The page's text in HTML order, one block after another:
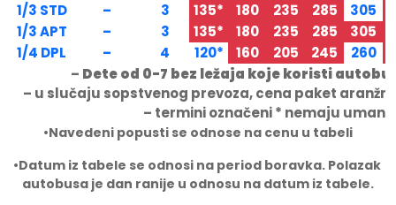
1/3 STD – 3 135* 180 235 285 305
1/3 APT
– 3 135* 180 235 285 305
1/4 DPL
– 4 120* 160 205 245 260
– Dete od 0-7 bez ležaja koje koristi
– u slučaju sopstvenog prevoza, cena paket
– termini označeni * nemaju
•Navedeni popusti se odnose na cenu u tabeli
•Datum iz tabele se odnosi na period boravka. Polazak
autobusa je dan ranije u odnosu na datum iz tabele.